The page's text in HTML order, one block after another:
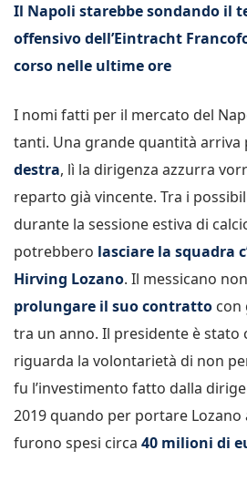
Il Napoli starebbe sondando il
offensivo dell’Eintracht
corso nelle ultime ore
I nomi fatti per il mercato del
tanti. Una grande quantità arriva
destra, lì la dirigenza azzurra
reparto già vincente. Tra i
durante la sessione estiva di
potrebbero lasciare la squadra
Hirving Lozano. Il messicano
prolungare il suo contratto con
tra un anno. Il presidente è stato
riguarda la volontarietà di non
fu l’investimento fatto dalla
2019 quando per portare Lozano
furono spesi circa 40 milioni di